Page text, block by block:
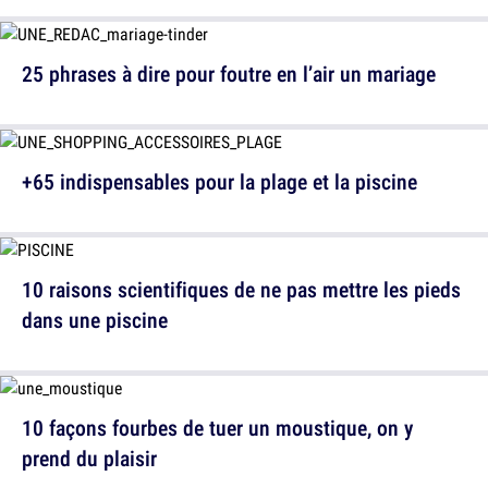
25 phrases à dire pour foutre en l’air un mariage
10 raisons scientifiques de ne pas mettre les pieds
dans une piscine
+65 indispensables pour la plage et la piscine
10 façons fourbes de tuer un moustique, on y
prend du plaisir